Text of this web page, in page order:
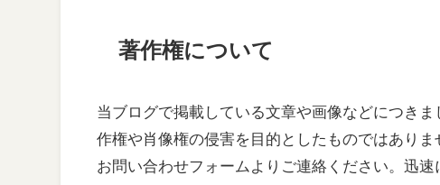
著作権について
当ブログで掲載している文章や画像などにつき
作権や肖像権の侵害を目的としたものではあり
お問い合わせフォームよりご連絡ください。迅速